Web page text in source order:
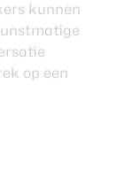
kunnen
op een